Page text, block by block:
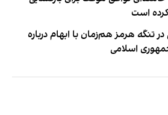
کرده است
تنگه هرمز هم‌زمان با ابهام درباره
اسلامی